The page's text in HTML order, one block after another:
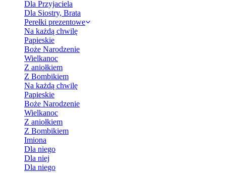
Dla Przyjaciela
Dla Siostry, Brata
Perełki prezentowe
Na każdą chwilę
Papieskie
Boże Narodzenie
Wielkanoc
Z aniołkiem
Z Bombikiem
Na każdą chwilę
Papieskie
Boże Narodzenie
Wielkanoc
Z aniołkiem
Z Bombikiem
Imiona
Dla niego
Dla niej
Dla niego